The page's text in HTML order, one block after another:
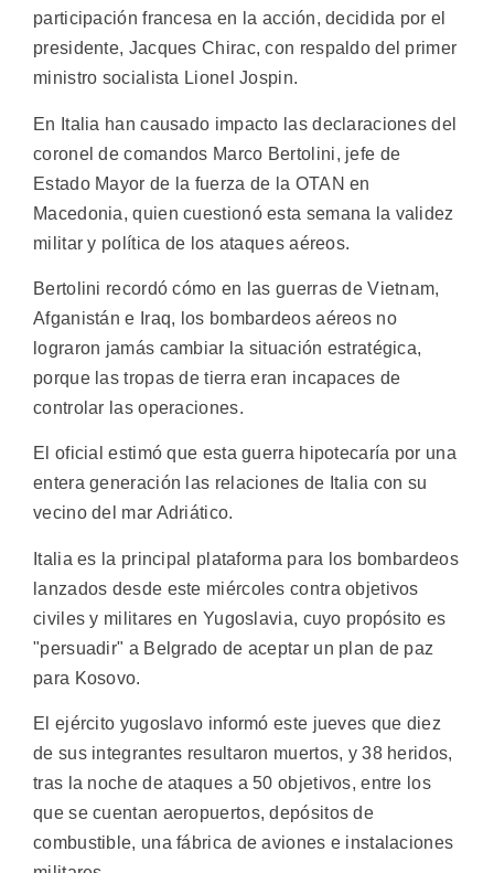
participación francesa en la acción, decidida por el
presidente, Jacques Chirac, con respaldo del primer
ministro socialista Lionel Jospin.
En Italia han causado impacto las declaraciones del
coronel de comandos Marco Bertolini, jefe de
Estado Mayor de la fuerza de la OTAN en
Macedonia, quien cuestionó esta semana la validez
militar y política de los ataques aéreos.
Bertolini recordó cómo en las guerras de Vietnam,
Afganistán e Iraq, los bombardeos aéreos no
lograron jamás cambiar la situación estratégica,
porque las tropas de tierra eran incapaces de
controlar las operaciones.
El oficial estimó que esta guerra hipotecaría por una
entera generación las relaciones de Italia con su
vecino del mar Adriático.
Italia es la principal plataforma para los bombardeos
lanzados desde este miércoles contra objetivos
civiles y militares en Yugoslavia, cuyo propósito es
"persuadir" a Belgrado de aceptar un plan de paz
para Kosovo.
El ejército yugoslavo informó este jueves que diez
de sus integrantes resultaron muertos, y 38 heridos,
tras la noche de ataques a 50 objetivos, entre los
que se cuentan aeropuertos, depósitos de
combustible, una fábrica de aviones e instalaciones